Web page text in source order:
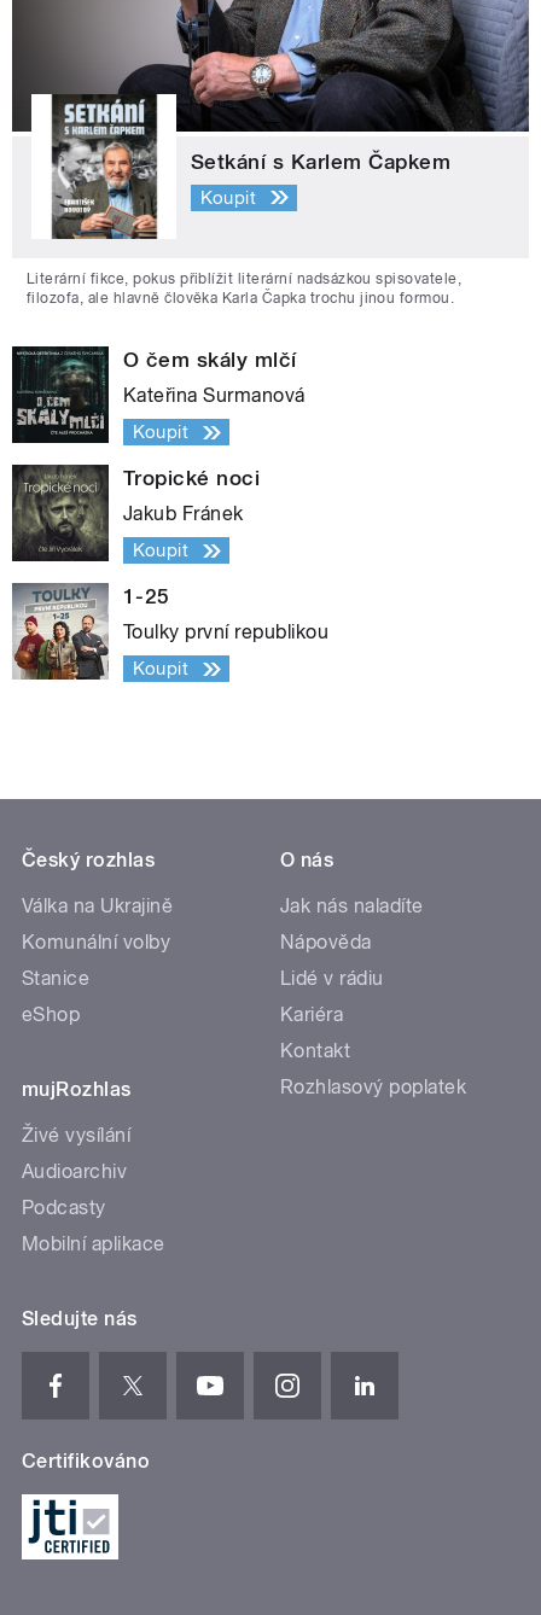
Setkání s Karlem Čapkem
Koupit
Literární fikce, pokus přiblížit literární nadsázkou spisovatele,
filozofa, ale hlavně člověka Karla Čapka trochu jinou formou.
O čem skály mlčí
Kateřina Surmanová
Koupit
Tropické noci
Jakub Fránek
Koupit
1-25
Toulky první republikou
Koupit
Český rozhlas
Válka na Ukrajině
Komunální volby
Stanice
eShop
mujRozhlas
Živé vysílání
Audioarchiv
Podcasty
Mobilní aplikace
O nás
Jak nás naladíte
Nápověda
Lidé v rádiu
Kariéra
Kontakt
Rozhlasový poplatek
Sledujte nás
Certifikováno